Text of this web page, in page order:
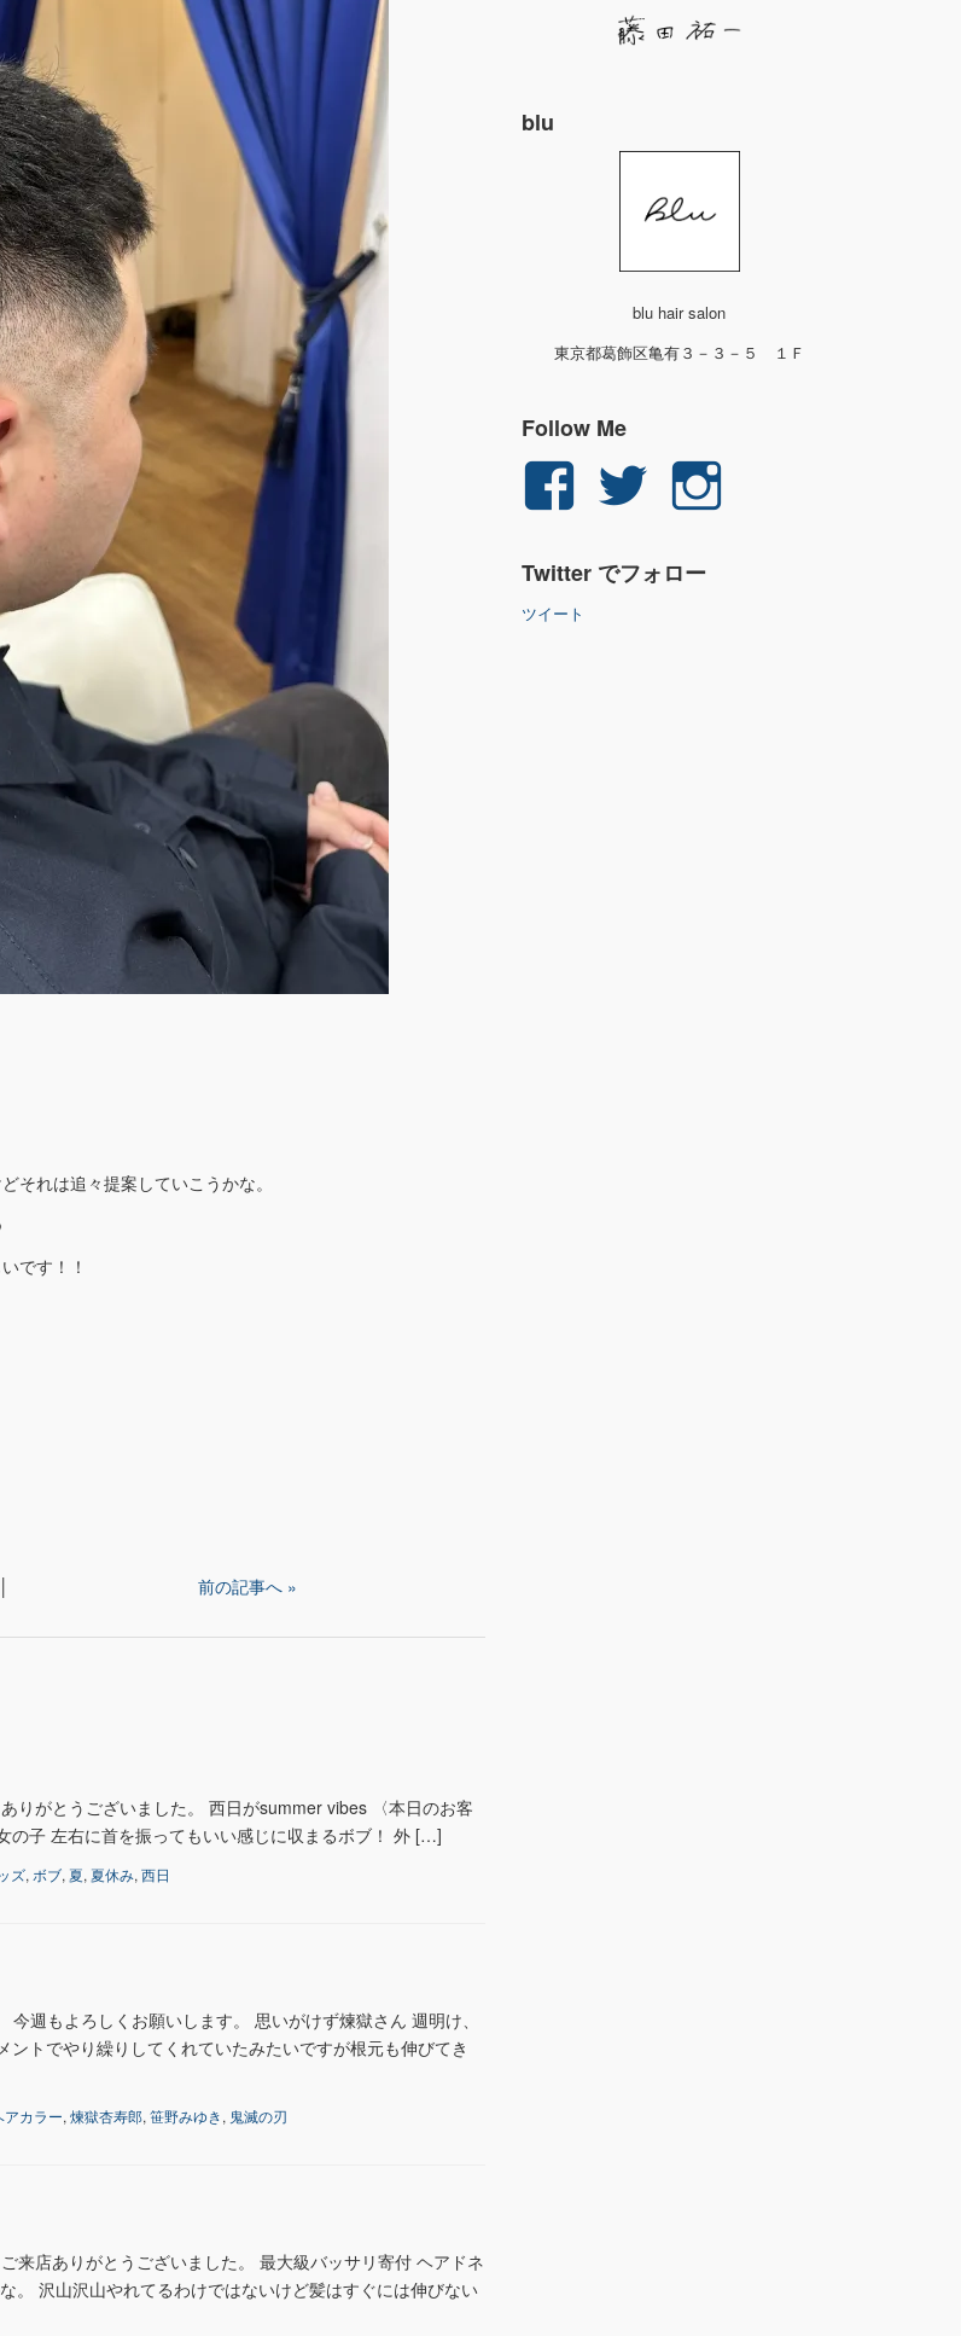
それは追々提案していこうかな。
です！！
前の記事へ »
りがとうございました。 西日がsummer vibes 〈本日のお客
の子 左右に首を振ってもいい感じに収まるボブ！ 外 […]
ズ,ボブ,夏,夏休み,西日
週もよろしくお願いします。 思いがけず煉獄さん 週明け、
トでやり繰りしてくれていたみたいですが根元も伸びてき
アカラー, 煉獄杏寿郎, 笹野みゆき, 鬼滅の刃
来店ありがとうございました。 最大級バッサリ寄付 ヘアドネ
。 沢山沢山やれてるわけではないけど髪はすぐには伸びない
blu
blu hair salon
東京都葛飾区亀有３－３－５ １Ｆ
Follow Me
yuichi.fujita.351
ん
yu_1_fjt
ん
Twitter でフォロー
ツイート